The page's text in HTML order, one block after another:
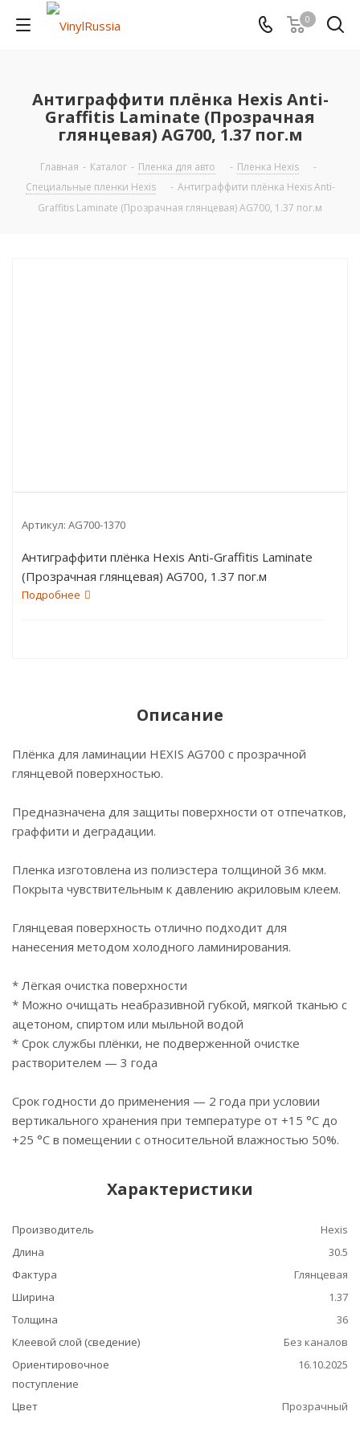
0
Антиграффити плёнка Hexis Anti-
Graffitis Laminate (Прозрачная
глянцевая) AG700, 1.37 пог.м
Главная - Каталог - Пленка для авто - Пленка Hexis
-
Специальные пленки Hexis
- Антиграффити плёнка Hexis Anti-
Graffitis Laminate (Прозрачная глянцевая) AG700, 1.37 пог.м
Артикул: AG700-1370
Антиграффити плёнка Hexis Anti-Graffitis Laminate
(Прозрачная глянцевая) AG700, 1.37 пог.м
Подробнее
Описание
Плёнка для ламинации HEXIS AG700 с прозрачной
глянцевой поверхностью.
Предназначена для защиты поверхности от отпечатков,
граффити и деградации.
Пленка изготовлена из полиэстера толщиной 36 мкм.
Покрыта чувствительным к давлению акриловым клеем.
Глянцевая поверхность отлично подходит для
нанесения методом холодного ламинирования.
* Лёгкая очистка поверхности
* Можно очищать неабразивной губкой, мягкой тканью с
ацетоном, спиртом или мыльной водой
* Срок службы плёнки, не подверженной очистке
растворителем — 3 года
Срок годности до применения — 2 года при условии
вертикального хранения при температуре от +15 °C до
+25 °C в помещении с относительной влажностью 50%.
Характеристики
Производитель
Hexis
Длина
30.5
Фактура
Глянцевая
Ширина
1.37
Толщина
36
Клеевой слой (сведение)
Без каналов
Ориентировочное
поступление
16.10.2025
Цвет Прозрачный